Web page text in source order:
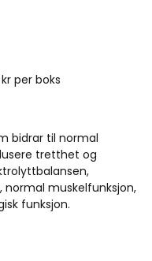
per boks
bidrar til normal
tretthet og
muskelfunksjon,
funksjon.